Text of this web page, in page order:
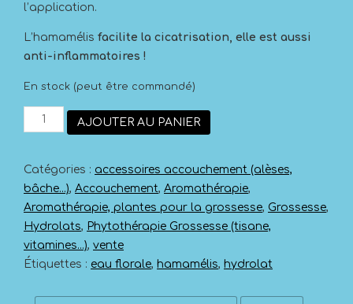
l’application.
L’hamamélis facilite la cicatrisation, elle est aussi
anti-inflammatoires !
En stock (peut être commandé)
quantité
BIO
AJOUTER AU PANIER
Catégories : accessoires accouchement (alèses,
bâche...), Accouchement, Aromathérapie,
Aromathérapie, plantes pour la grossesse, Grossesse,
Hydrolats, Phytothérapie Grossesse (tisane,
vitamines...), vente
Étiquettes : eau florale, hamamélis, hydrolat